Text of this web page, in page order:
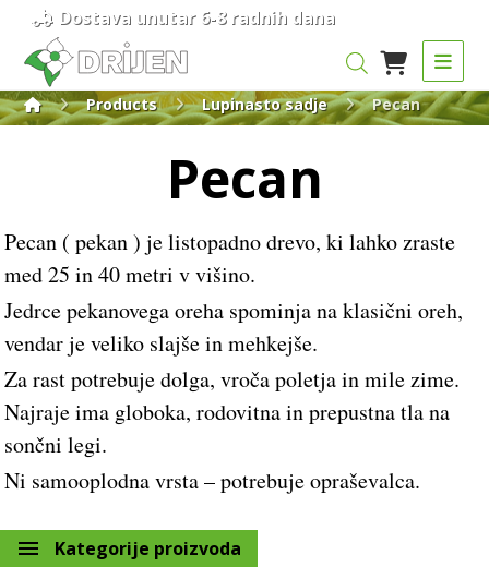
Dostava unutar 6-8 radnih dana
Products Lupinasto sadje Pecan
Pecan
Pecan ( pekan ) je listopadno drevo, ki lahko zraste
med 25 in 40 metri v višino.
Jedrce pekanovega oreha spominja na klasični oreh,
vendar je veliko slajše in mehkejše.
Za rast potrebuje dolga, vroča poletja in mile zime.
Najraje ima globoka, rodovitna in prepustna tla na
sončni legi.
Ni samooplodna vrsta – potrebuje opraševalca.
Kategorije proizvoda